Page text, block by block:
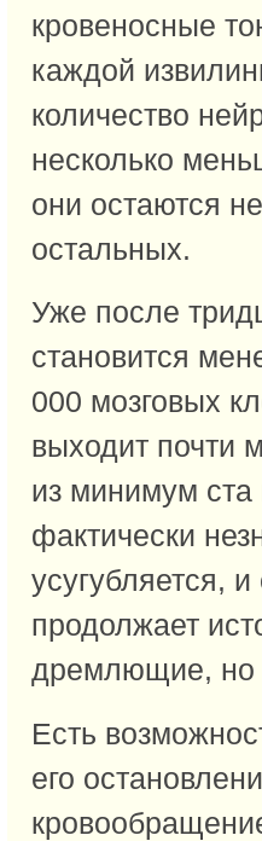
кровеносные
каждой
количество
несколько
они остаются
остальных.
Уже после
становится
000 мозговых
выходит почти
из минимум ста
фактически
усугубляется,
продолжает
дремлющие, но
Есть
его